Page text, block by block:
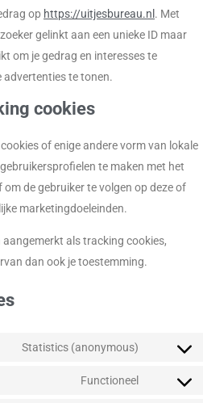
op https://uitjesbureau.nl . Met
gelinkt aan een unieke ID maar
om je gedrag en interesses te
advertenties te tonen.
cookies
of enige andere vorm van lokale
te maken met het
de gebruiker te volgen op deze of
marketingdoeleinden.
als tracking cookies,
dan ook je toestemming.
Statistics (anonymous)
Functioneel